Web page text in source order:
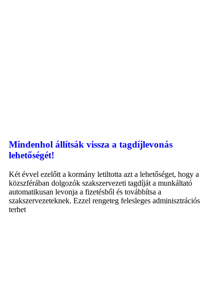
Mindenhol állítsák vissza a tagdíjlevonás
lehetőségét!
Két évvel ezelőtt a kormány letiltotta azt a lehetőséget, hogy a
közszférában dolgozók szakszervezeti tagdíját a munkáltató
automatikusan levonja a fizetésből és továbbítsa a
szakszervezeteknek. Ezzel rengeteg felesleges adminisztrációs
terhet